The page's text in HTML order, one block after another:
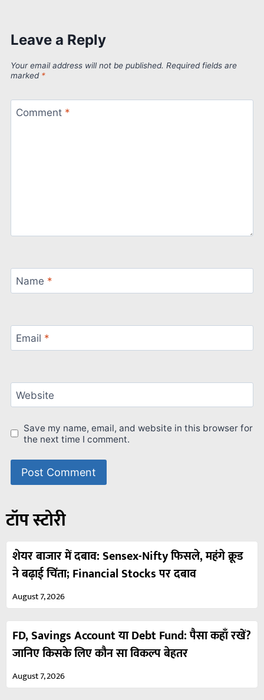
Leave a Reply
Your email address will not be published. Required fields are
marked *
Comment *
Name *
Email *
Website
Save my name, email, and website in this browser for
the next time I comment.
टॉप स्टोरी
शेयर बाजार में दबाव: Sensex-Nifty फिसले, महंगे क्रूड
ने बढ़ाई चिंता; Financial Stocks पर दबाव
August 7, 2026
FD, Savings Account या Debt Fund: पैसा कहाँ रखें?
जानिए किसके लिए कौन सा विकल्प बेहतर
August 7, 2026